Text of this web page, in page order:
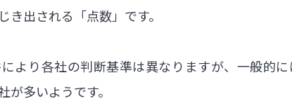
き出される「点数」です。
より各社の判断基準は異なりますが、一般的
が多いようです。